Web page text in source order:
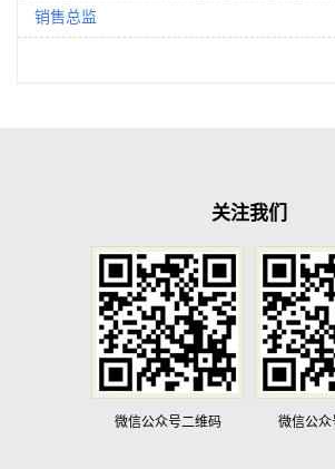
销售总监
关注我们
微信公众号二维码 微信公众